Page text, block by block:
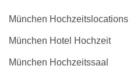
München Hochzeitslocations
München Hotel Hochzeit
München Hochzeitssaal